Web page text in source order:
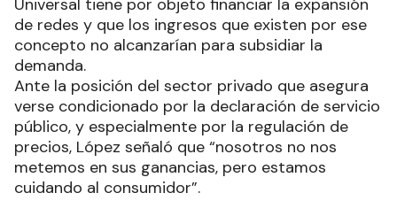
Universal tiene por objeto financiar la expansión
de redes y que los ingresos que existen por ese
concepto no alcanzarían para subsidiar la
demanda.
Ante la posición del sector privado que asegura
verse condicionado por la declaración de servicio
público, y especialmente por la regulación de
precios, López señaló que “nosotros no nos
metemos en sus ganancias, pero estamos
cuidando al consumidor”.